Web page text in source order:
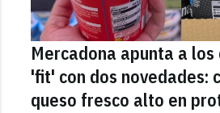
Mercadona apunta a los
'fit' con dos novedades:
queso fresco alto en